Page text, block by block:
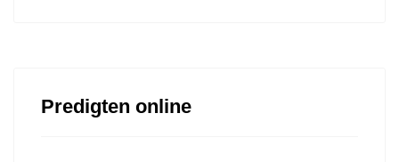
Predigten online